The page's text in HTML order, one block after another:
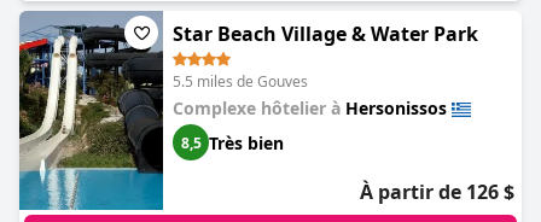
Star Beach Village & Water Park
5.5 miles de Gouves
Complexe hôtelier à Hersonissos
8,5 Très bien
À partir de 126 $